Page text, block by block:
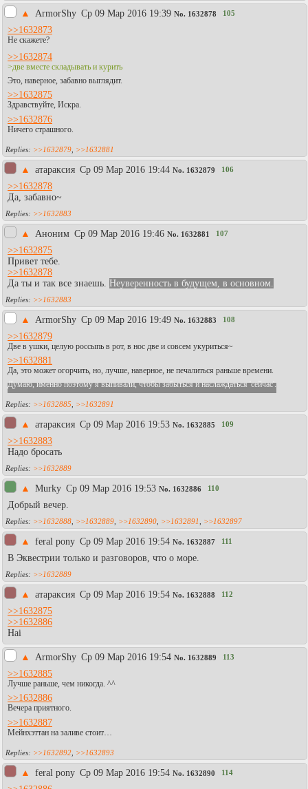
▲ АrmоrShy Ср 09 Мар 2016 19:39 No. 1632878 105
>>1632873
Не скажете?
>>1632874
>две вместе складывать и курить
Это, наверное, забавно выглядит.
>>1632875
Здравствуйте, Искра.
>>1632876
Ничего страшного.
>>1632879 >>1632881
▲ атараксия Ср 09 Мар 2016 19:44 No. 1632879 106
>>1632878
Да, забавно~
>>1632883
▲ Аноним Ср 09 Мар 2016 19:46 No. 1632881 107
>>1632875
Привет тебе.
>>1632878
Да ты и так все знаешь. Неуверенность в будущем, в основном.
>>1632883
▲ АrmоrShy Ср 09 Мар 2016 19:49 No. 1632883 108
>>1632879
Две в ушки, целую россыпь в рот, в нос две и совсем укуриться~
>>1632881
Да, это может огорчить, но, лучше, наверное, не печалиться раньше времени.
Думаю, именно поэтому я выпивали, чтобы забыться и наслаждаться 'сейчас'.
>>1632885 >>1632891
▲ атараксия Ср 09 Мар 2016 19:53 No. 1632885 109
>>1632883
Надо бросать
>>1632889
▲ Murky Ср 09 Мар 2016 19:53 No. 1632886 110
Добрый вечер.
>>1632888 >>1632889 >>1632890 >>1632891 >>1632897
▲ feral pony Ср 09 Мар 2016 19:54 No. 1632887 111
В Эквестрии только и разговоров, что о море.
>>1632889
▲ атараксия Ср 09 Мар 2016 19:54 No. 1632888 112
>>1632875
>>1632886
Hai
▲ АrmоrShy Ср 09 Мар 2016 19:54 No. 1632889 113
>>1632885
Лучше раньше, чем никогда. ^^
>>1632886
Вечера приятного.
>>1632887
Мейнхэттан на заливе стоит…
>>1632892 >>1632893
▲ feral pony Ср 09 Мар 2016 19:54 No. 1632890 114